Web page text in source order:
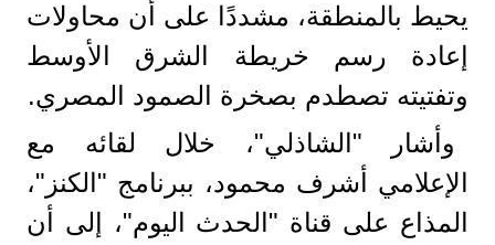
يحيط بالمنطقة، مشددًا على أن محاولات
إعادة رسم خريطة الشرق الأوسط
وتفتيته تصطدم بصخرة الصمود المصري.
وأشار "الشاذلي"، خلال لقائه مع
الإعلامي أشرف محمود، ببرنامج "الكنز"،
المذاع على قناة "الحدث اليوم"، إلى أن